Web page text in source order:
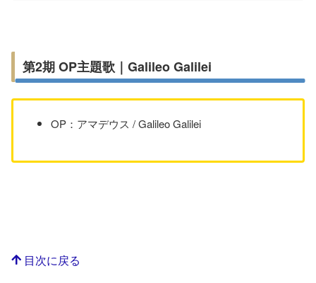
第2期 OP主題歌｜Galileo Galilei
OP：アマデウス / Galileo Galilei
目次に戻る